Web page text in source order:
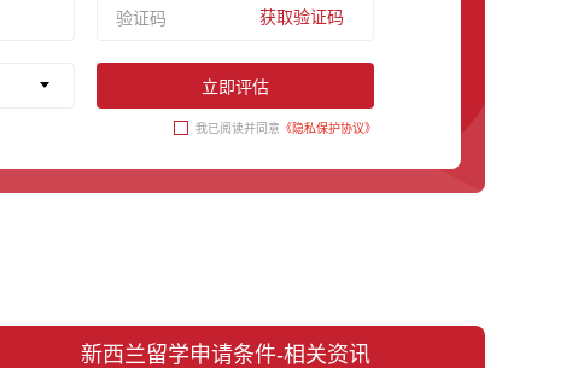
获取验证码
立即评估
我已阅读并同意 《隐私保护协议》
新西兰留学申请条件-相关资讯